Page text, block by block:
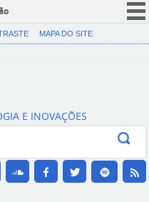
CORONAVÍRUS (COVID-19)
Canais
MAPA DO SITE
E INOVAÇÕES